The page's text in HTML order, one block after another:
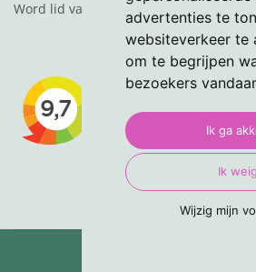
advertenties te
websiteverkeer te
om te begrijpen
bezoekers
Ik ga
Ik
Wijzig mijn
Word lid van de nieuwsbrief